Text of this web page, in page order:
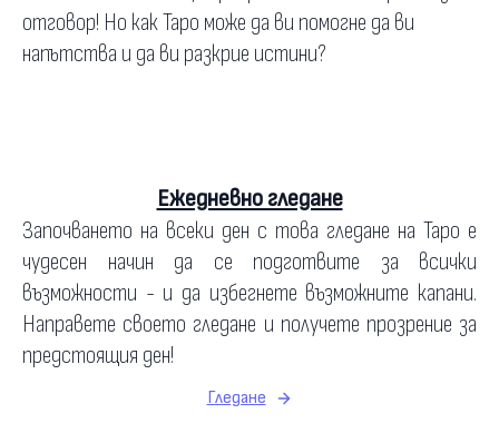
отговор! Но как Таро може да ви помогне да ви
напътства и да ви разкрие истини?
Ежедневно гледане
Започването на всеки ден с това гледане на Таро е
чудесен начин да се подготвите за всички
възможности - и да избегнете възможните капани.
Направете своето гледане и получете прозрение за
предстоящия ден!
Гледане